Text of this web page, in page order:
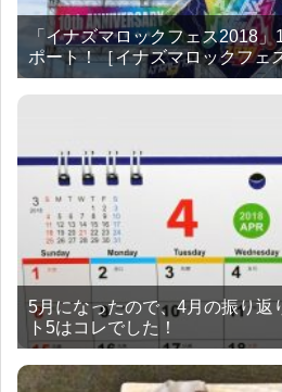
「イナズマロックフェス2018
ポート！［イナズマロックフェ
5月になったので、4月の振り返
ト5はコレでした！